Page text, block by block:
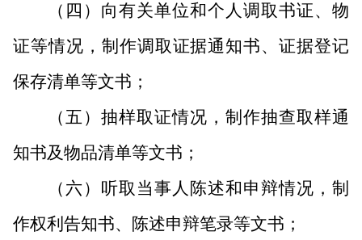
（四）向有关单位和个人调取书证、物
证等情况，制作调取证据通知书、证据登记
保存清单等文书；
（五）抽样取证情况，制作抽查取样通
知书及物品清单等文书；
（六）听取当事人陈述和申辩情况，制
作权利告知书、陈述申辩笔录等文书；